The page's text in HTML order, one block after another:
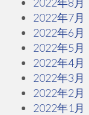
2022年7月
2022年6月
2022年5月
2022年4月
2022年3月
2022年2月
2022年1月